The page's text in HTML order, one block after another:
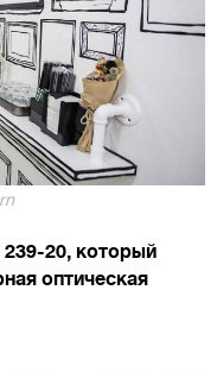
239-20, который
оптическая